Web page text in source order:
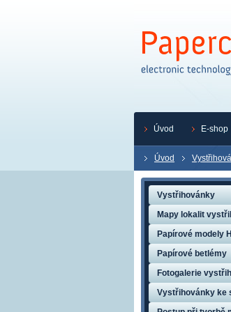
Úvod
Vystřihovánky
Mapy lokalit
Papírové modely
Papírové betlémy
Fotogalerie
Vystřihovánky ke
Úvod E-shop